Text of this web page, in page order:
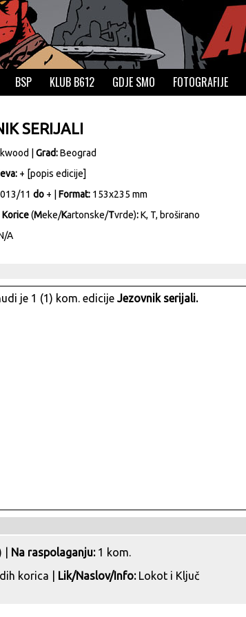
BSP KLUB B612 GDJE SMO FOTOGRAFIJE
SERIJALI
Grad:Beograd
+ [popis edicije]
11 do + | Format: 153x235 mm
Korice(Meke/Kartonske/Tvrde):K, T, broširano
A
je 1 (1) kom. edicije Jezovnik serijali.
| Na raspolaganju:1 kom.
korica | Lik/Naslov/Info:Lokot i Ključ